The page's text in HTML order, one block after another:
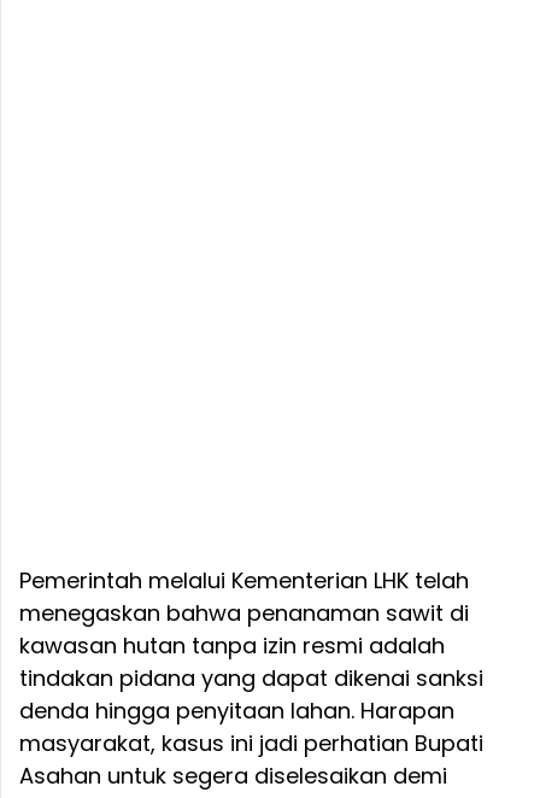
Pemerintah melalui Kementerian LHK telah
menegaskan bahwa penanaman sawit di
kawasan hutan tanpa izin resmi adalah
tindakan pidana yang dapat dikenai sanksi
denda hingga penyitaan lahan. Harapan
masyarakat, kasus ini jadi perhatian Bupati
Asahan untuk segera diselesaikan demi